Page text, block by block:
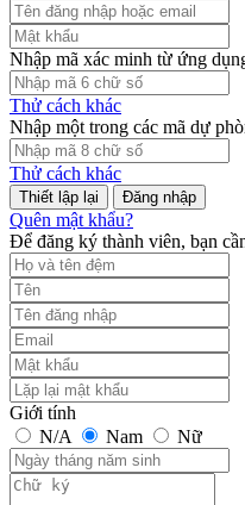
Nhập mã xác minh từ ứng
Thử cách khác
Nhập một trong các mã dự
Thử cách khác
Đăng nhập
Quên mật khẩu?
Để đăng ký thành viên, bạn
Giới tính
N/A
Nam Nữ